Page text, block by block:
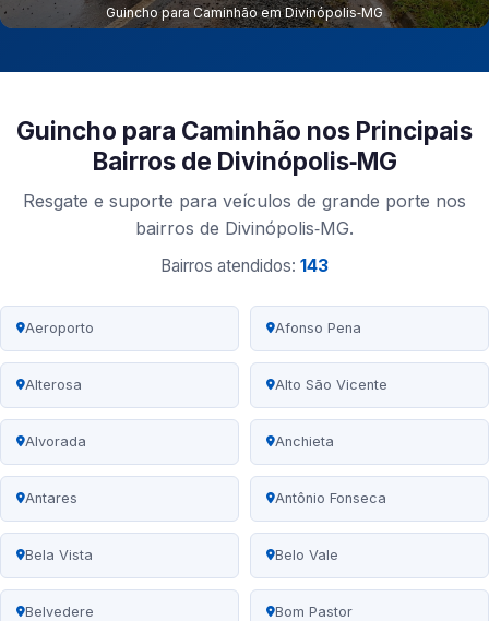
Guincho para Caminhão em Divinópolis‑MG
Guincho para Caminhão nos Principais
Bairros de Divinópolis‑MG
Resgate e suporte para veículos de grande porte nos
bairros de Divinópolis‑MG.
Bairros atendidos: 143
Aeroporto Afonso Pena
Alterosa Alto São Vicente
Alvorada Anchieta
Antares Antônio Fonseca
Bela Vista Belo Vale
Belvedere Bom Pastor